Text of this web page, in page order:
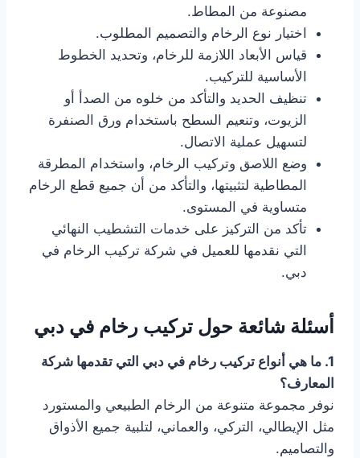
مصنوعة من المطاط.
اختيار نوع الرخام والتصميم المطلوب.
قياس الأبعاد اللازمة للرخام، وتحديد الخطوط
الأساسية للتركيب.
تنظيف الحديد والتأكد من خلوه من الصدأ أو
الزيوت، وتنعيم السطح باستخدام ورق الصنفرة
لتسهيل عملية الاتصال.
وضع اللاصق وتركيب الرخام، واستخدام المطرقة
المطاطية لتثبيتها، والتأكد من أن جميع قطع الرخام
متساوية في المستوى.
تأكد من التركيز على خدمات التشطيب النهائي
التي نقدمها للعميل في شركة تركيب الرخام في
دبي.
أسئلة شائعة حول تركيب رخام في دبي
1. ما هي أنواع تركيب رخام في دبي التي تقدمها شركة
المعارف؟
نوفر مجموعة متنوعة من الرخام الطبيعي والمستورد
مثل الإيطالي، التركي، والعماني، لتلبية جميع الأذواق
والتصاميم.